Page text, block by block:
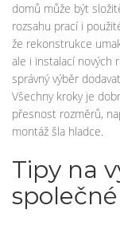
domů může být
rozsahu prací i
že rekonstrukce
ale i instalací nových
správný výběr
Všechny kroky je
přesnost rozměrů,
montáž šla hladce.
Tipy na